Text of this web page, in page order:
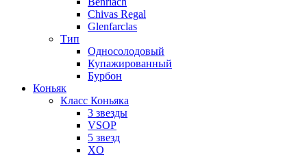
Chivas Regal
Glenfarclas
Тип
Односолодовый
Купажированный
Бурбон
Коньяк
Класс Коньяка
3 звезды
VSOP
5 звезд
XO